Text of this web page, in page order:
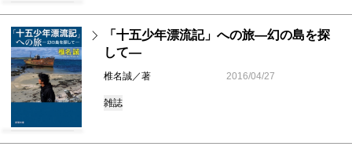
「十五少年漂流記」への旅―幻の島を探
して―
椎名誠／著 2016/04/27
雑誌